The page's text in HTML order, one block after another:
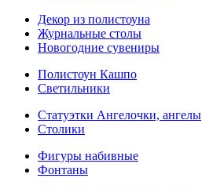
Декор из полистоуна
Журнальные столы
Новогодние сувениры
Полистоун Кашпо
Светильники
Статуэтки Ангелочки, ангелы
Столики
Фигуры набивные
Фонтаны